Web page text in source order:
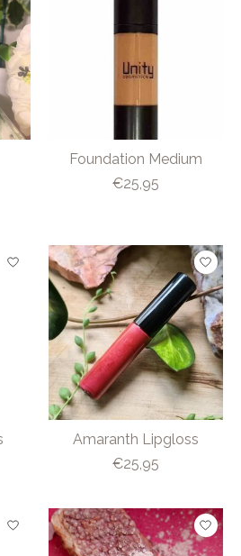
Foundation Medium
€25,95
Amaranth Lipgloss
€25,95